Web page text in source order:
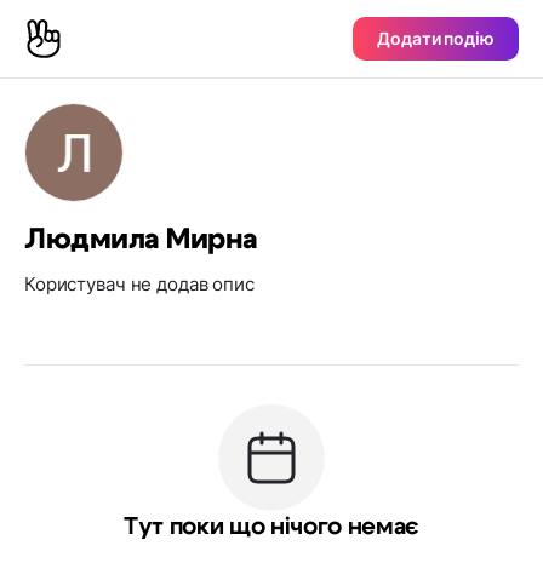
Додати подію
Людмила Мирна
Користувач не додав опис
Тут поки що нічого немає